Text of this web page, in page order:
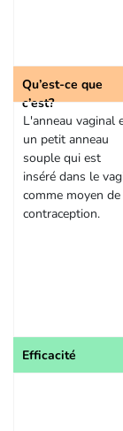
Qu’est-ce que
c’est?
L'anneau vaginal
un petit anneau
souple qui est
inséré dans le
comme moyen de
contraception.
Efficacité